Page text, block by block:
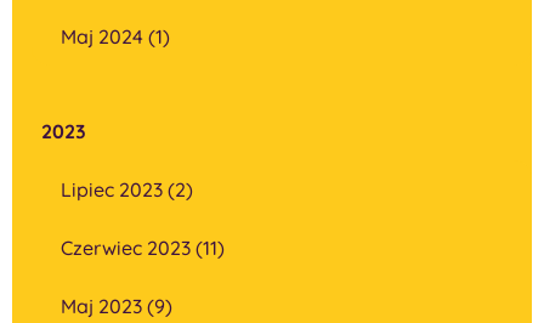
Maj 2024 (1)
2023
Lipiec 2023 (2)
Czerwiec 2023 (11)
Maj 2023 (9)